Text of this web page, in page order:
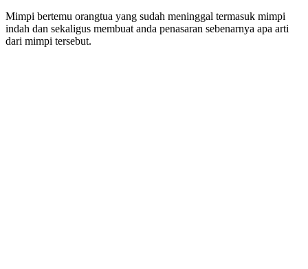
Mimpi bertemu orangtua yang sudah meninggal termasuk mimpi
indah dan sekaligus membuat anda penasaran sebenarnya apa arti
dari mimpi tersebut.